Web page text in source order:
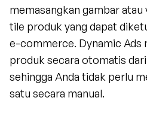
memasangkan gambar atau
tile produk yang dapat
e-commerce. Dynamic Ads
produk secara otomatis
sehingga Anda tidak perlu
satu secara manual.